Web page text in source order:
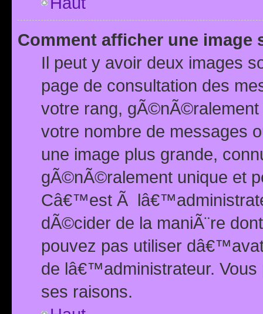
Comment afficher une image
Il peut y avoir deux images
page de consultation des
votre rang,
votre nombre de messages
une image plus grande,
gÃ©nÃ©ralement unique et
Câ€™est Ã
dÃ©cider de la maniÃ¨re
pouvez pas utiliser
de lâ€™administrateur.
ses raisons.